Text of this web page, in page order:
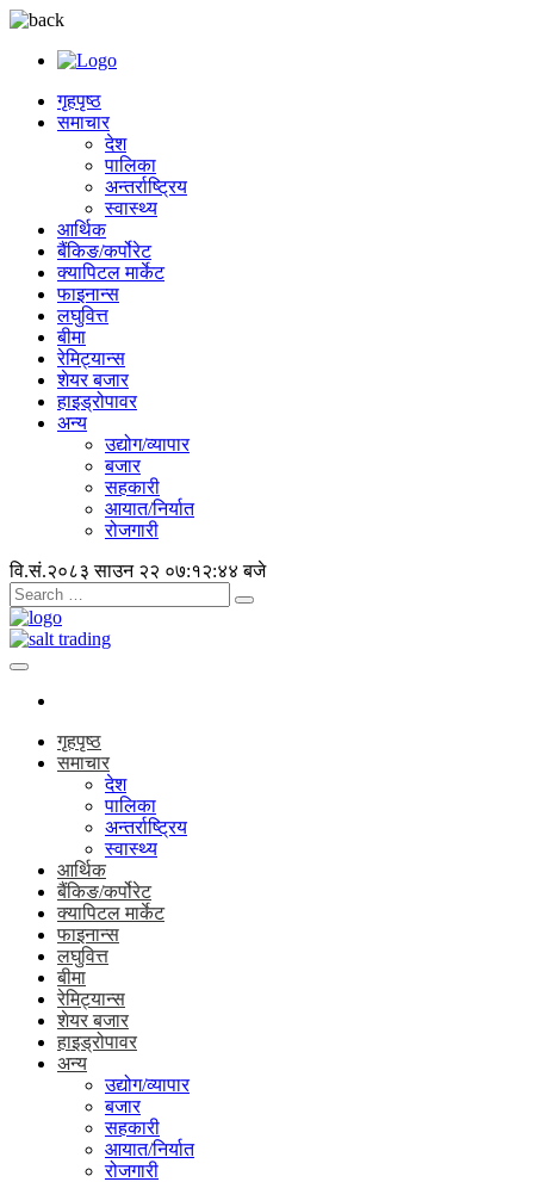
गृहपृष्ठ
समाचार
देश
पालिका
अन्तर्राष्ट्रिय
स्वास्थ्य
आर्थिक
बैंकिङ/कर्पोरेट
क्यापिटल मार्केट
फाइनान्स
लघुवित्त
बीमा
रेमिट्यान्स
शेयर बजार
हाइड्रोपावर
अन्य
उद्योग/व्यापार
बजार
सहकारी
आयात/निर्यात
रोजगारी
वि.सं.२०८३ साउन २२ ०७:१२:४४ बजे
गृहपृष्ठ
समाचार
देश
पालिका
अन्तर्राष्ट्रिय
स्वास्थ्य
आर्थिक
बैंकिङ/कर्पोरेट
क्यापिटल मार्केट
फाइनान्स
लघुवित्त
बीमा
रेमिट्यान्स
शेयर बजार
हाइड्रोपावर
अन्य
उद्योग/व्यापार
बजार
सहकारी
आयात/निर्यात
रोजगारी